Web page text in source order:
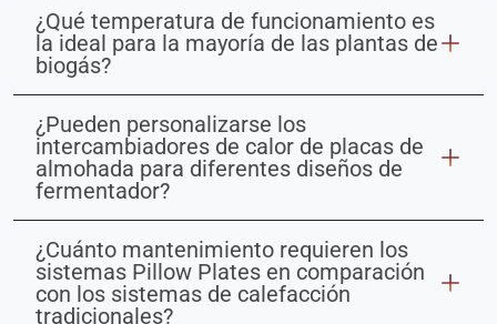
¿Qué temperatura de funcionamiento es
la ideal para la mayoría de las plantas de
biogás?
¿Pueden personalizarse los
intercambiadores de calor de placas de
almohada para diferentes diseños de
fermentador?
¿Cuánto mantenimiento requieren los
sistemas Pillow Plates en comparación
con los sistemas de calefacción
tradicionales?